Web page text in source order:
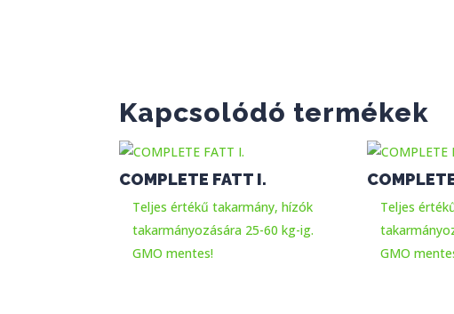
Kapcsolódó termékek
COMPLETE FATT I.
Teljes értékű takarmány, hízók
takarmányozására 25-60 kg-ig.
GMO mentes!
Teljes
GMO